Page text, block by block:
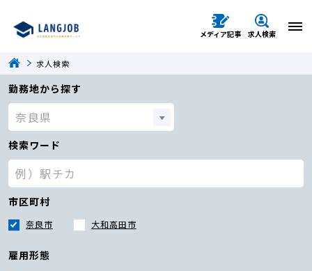
メディア記事 求人検索
求人検索
勤務地から探す
検索ワード
市区町村
奈良市 大和高田市
雇用形態